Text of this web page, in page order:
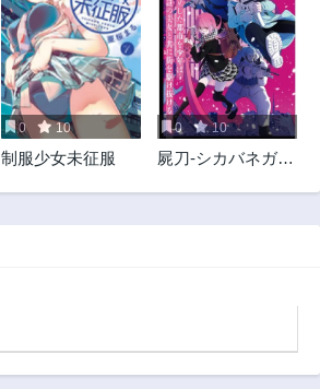
第39話
3年前
第37話
3年前
第35話
3年前
0 10
制服少女未征服
0 10
屍刀-シカバネガタ